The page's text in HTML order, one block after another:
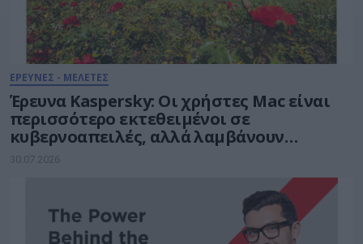
ΕΡΕΥΝΕΣ - ΜΕΛΕΤΕΣ
Έρευνα Kaspersky: Οι χρήστες Mac είναι
περισσότερο εκτεθειμένοι σε
κυβερνοαπειλές, αλλά λαμβάνουν
λιγότερα μέτρα προστασίας
30.07.2026